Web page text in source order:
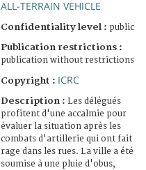
ALL-TERRAIN VEHICLE
Confidentiality level : public
Publication restrictions :
publication without restrictions
Copyright : ICRC
Description : Les délégués
profitent d'une accalmie pour
évaluer la situation après les
combats d'artillerie qui ont fait
rage dans les rues. La ville a été
soumise à une pluie d'obus,